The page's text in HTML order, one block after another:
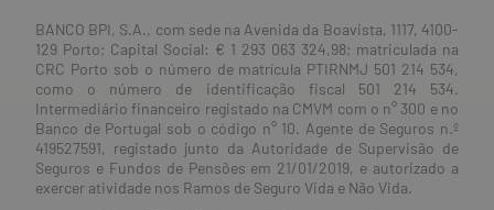
BANCO BPI, S.A., com sede na Avenida da Boavista, 1117, 4100-
129 Porto; Capital Social: € 1 293 063 324,98; matriculada na
CRC Porto sob o número de matrícula PTIRNMJ 501 214 534,
como o número de identificação fiscal 501 214 534.
Intermediário financeiro registado na CMVM com o n° 300 e no
Banco de Portugal sob o código n° 10. Agente de Seguros n.º
419527591, registado junto da Autoridade de Supervisão de
Seguros e Fundos de Pensões em 21/01/2019, e autorizado a
exercer atividade nos Ramos de Seguro Vida e Não Vida.